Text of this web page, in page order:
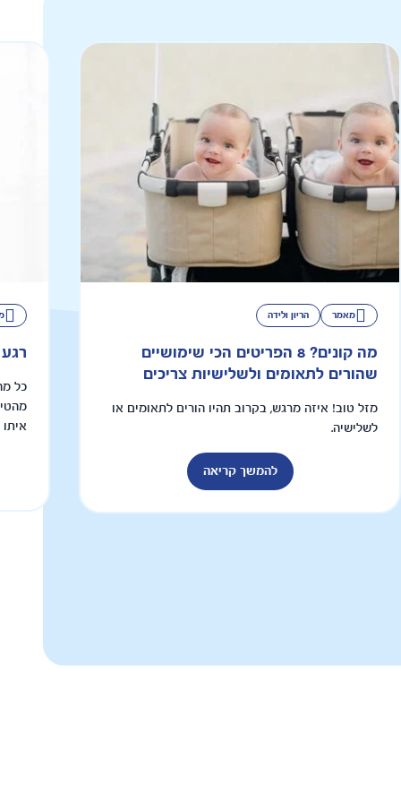
מאמר הריון ולידה
מה קונים? 8 הפריטים הכי שימושיים
שהורים לתאומים ולשלישיות צריכים
מזל טוב! איזה מרגש, בקרוב תהיו הורים לתאומים או
לשלישיה.
להמשך קריאה
כל